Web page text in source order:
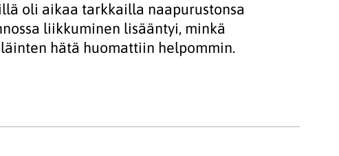
oli aikaa tarkkailla naapurustonsa
liikkuminen lisääntyi, minkä
hätä huomattiin helpommin.